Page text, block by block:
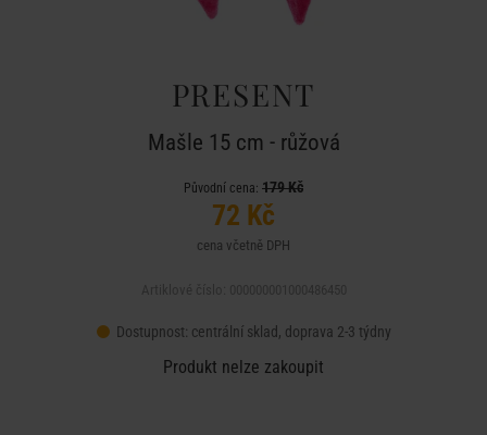
PRESENT
Mašle 15 cm - růžová
Původní cena: 179 Kč
72 Kč
cena včetně DPH
Dostupnost: centrální sklad, doprava 2-3 týdny
Produkt nelze zakoupit